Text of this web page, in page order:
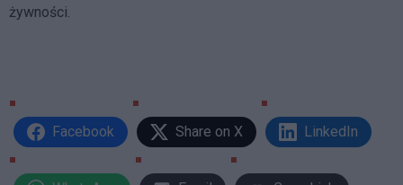
żywności.
Facebook Share on X LinkedIn